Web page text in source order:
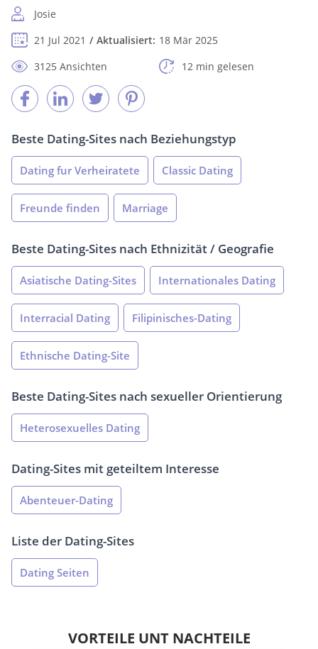
Josie
21 Jul 2021
Aktualisiert: 18 Mär 2025
3125 Ansichten
12 min gelesen
Beste Dating-Sites nach Beziehungstyp
Dating fur Verheiratete Classic Dating
Freunde finden Marriage
Beste Dating-Sites nach Ethnizität / Geografie
Asiatische Dating-Sites Internationales Dating
Interracial Dating Filipinisches-Dating
Ethnische Dating-Site
Beste Dating-Sites nach sexueller Orientierung
Heterosexuelles Dating
Dating-Sites mit geteiltem Interesse
Abenteuer-Dating
Liste der Dating-Sites
Dating Seiten
VORTEILE UNT NACHTEILE